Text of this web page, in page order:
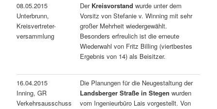
08.05.2015
Unterbrunn,
Kreisvertreter-
versammlung
Der Kreisvorstandwurde unter dem
Vorsitz von Stefanie v. Winning mit sehr
großer Mehrheit wiedergewählt.
Besonders erfreulich ist die erneute
Wiederwahl von Fritz Billing (viertbestes
Ergebnis von 14) als Beisitzer.
16.04.2015
Inning, GR
Verkehrsausschuss
Die Planungen für die Neugestaltung der
Landsberger Straße in Stegen wurden
vom Ingenieurbüro Lais vorgestellt. Von